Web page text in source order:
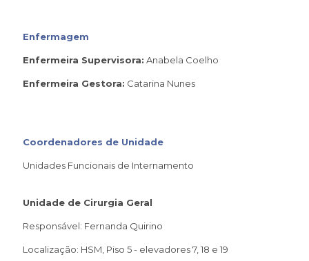
Enfermagem
Enfermeira Supervisora: Anabela Coelho
Enfermeira Gestora: Catarina Nunes
Coordenadores de Unidade
Unidades Funcionais de Internamento
Unidade de Cirurgia Geral
Responsável: Fernanda Quirino
Localização: HSM, Piso 5 - elevadores 7, 18 e 19